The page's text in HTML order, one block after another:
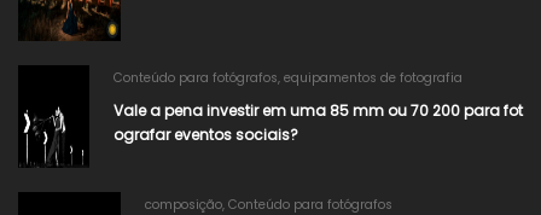
Conteúdo para fotógrafos, equipamentos de fotografia
Vale a pena investir em uma 85 mm ou 70 200 para fot
ografar eventos sociais?
composição, Conteúdo para fotógrafos